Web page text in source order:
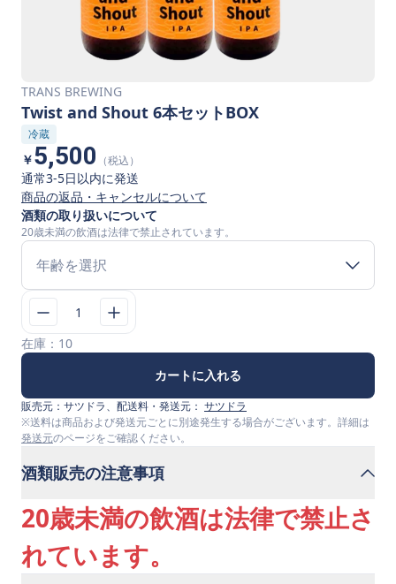
TRANS BREWING
Twist and Shout 6本セットBOX
冷蔵
￥5,500 （税込）
通常3-5日以内に発送
商品の返品・キャンセルについて
酒類の取り扱いについて
20歳未満の飲酒は法律で禁止されています。
年齢を選択
1
在庫： 10
カートに入れる
販売元： サツドラ、配送料・発送元： サツドラ
※送料は商品および発送元ごとに別途発生する場合がございます。詳細は
発送元のページをご確認ください。
酒類販売の注意事項
20歳未満の飲酒は法律で禁止さ
れています。